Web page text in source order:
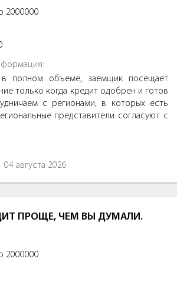
2000000
в полном объеме, заемщик посещает
только когда кредит одобрен и готов
с регионами, в которых есть
представители согласуют с
04 августа 2026
ПРОЩЕ, ЧЕМ ВЫ ДУМАЛИ.
2000000